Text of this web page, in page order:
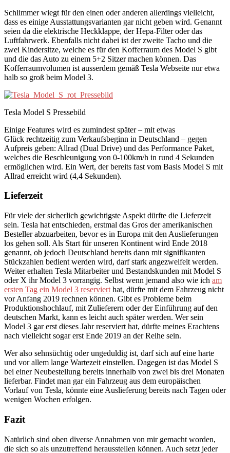
Schlimmer wiegt für den einen oder anderen allerdings vielleicht,
dass es einige Ausstattungsvarianten gar nicht geben wird. Genannt
seien da die elektrische Heckklappe, der Hepa-Filter oder das
Luftfahrwerk. Ebenfalls nicht dabei ist der zweite Tacho und die
zwei Kindersitze, welche es für den Kofferraum des Model S gibt
und die das Auto zu einem 5+2 Sitzer machen können. Das
Kofferraumvolumen ist ausserdem gemäß Tesla Webseite nur etwa
halb so groß beim Model 3.
Tesla Model S Pressebild
Einige Features wird es zumindest später – mit etwas
Glück rechtzeitig zum Verkaufsbeginn in Deutschland – gegen
Aufpreis geben: Allrad (Dual Drive) und das Performance Paket,
welches die Beschleunigung von 0-100km/h in rund 4 Sekunden
ermöglichen wird. Ein Wert, der bereits fast vom Basis Model S mit
Allrad erreicht wird (4,4 Sekunden).
Lieferzeit
Für viele der sicherlich gewichtigste Aspekt dürfte die Lieferzeit
sein. Tesla hat entschieden, erstmal das Gros der amerikanischen
Besteller abzuarbeiten, bevor es in Europa mit den Auslieferungen
los gehen soll. Als Start für unseren Kontinent wird Ende 2018
genannt, ob jedoch Deutschland bereits dann mit signifikanten
Stückzahlen bedient werden wird, darf stark angezweifelt werden.
Weiter erhalten Tesla Mitarbeiter und Bestandskunden mit Model S
oder X ihr Model 3 vorrangig. Selbst wenn jemand also wie ich am
ersten Tag ein Model 3 reserviert hat, dürfte mit dem Fahrzeug nicht
vor Anfang 2019 rechnen können. Gibt es Probleme beim
Produktionshochlauf, mit Zulieferern oder der Einführung auf den
deutschen Markt, kann es leicht auch später werden. Wer sein
Model 3 gar erst dieses Jahr reserviert hat, dürfte meines Erachtens
nach vielleicht sogar erst Ende 2019 an der Reihe sein.
Wer also sehnsüchtig oder ungeduldig ist, darf sich auf eine harte
und vor allem lange Wartezeit einstellen. Dagegen ist das Model S
bei einer Neubestellung bereits innerhalb von zwei bis drei Monaten
lieferbar. Findet man gar ein Fahrzeug aus dem europäischen
Vorlauf von Tesla, könnte eine Auslieferung bereits nach Tagen oder
wenigen Wochen erfolgen.
Fazit
Natürlich sind oben diverse Annahmen von mir gemacht worden,
die sich so als unzutreffend herausstellen können. Auch setzt jeder